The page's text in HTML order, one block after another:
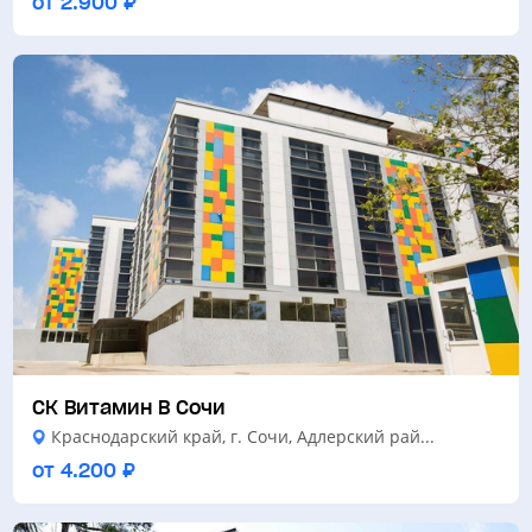
СК Витамин В Сочи
Краснодарский край, г. Сочи, Адлерский рай...
от 4.200 ₽